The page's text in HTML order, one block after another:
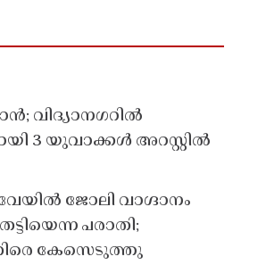
വിദ്യാനഗറിൽ
3 യുവാക്കൾ അറസ്റ്റിൽ
ജോലി വാഗ്ദാനം
പരാതി;
കേസെടുത്തു